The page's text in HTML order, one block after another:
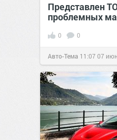
Представлен
проблемных
0 0
Авто-Тема 11:07 07